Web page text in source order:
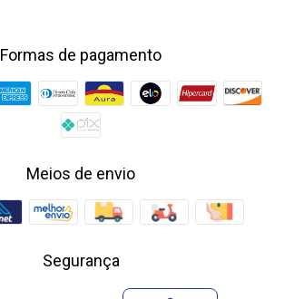
Formas de pagamento
Meios de envio
Segurança